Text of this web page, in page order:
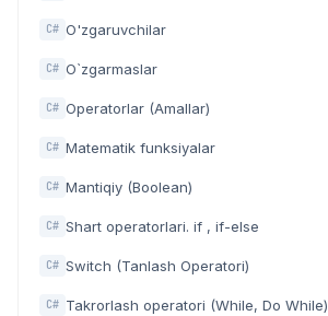
C# O'zgaruvchilar
C# O`zgarmaslar
C# Operatorlar (Amallar)
C# Matematik funksiyalar
C# Mantiqiy (Boolean)
C# Shart operatorlari. if , if-else
C# Switch (Tanlash Operatori)
C# Takrorlash operatori (While, Do While)